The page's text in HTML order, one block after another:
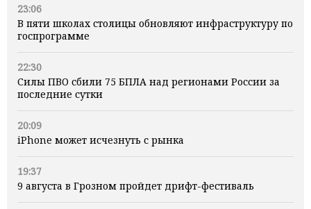
23:06
В пяти школах столицы обновляют инфраструктуру по
госпрограмме
22:30
Силы ПВО сбили 75 БПЛА над регионами России за
последние сутки
20:09
iPhone может исчезнуть с рынка
19:37
9 августа в Грозном пройдет дрифт-фестиваль